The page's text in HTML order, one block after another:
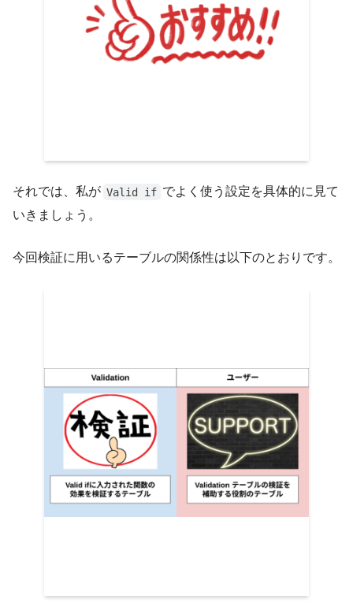
それでは、私が Valid if でよく使う設定を具体的に見て
いきましょう。
今回検証に用いるテーブルの関係性は以下のとおりです。